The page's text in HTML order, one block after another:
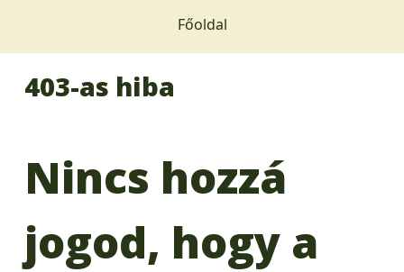
Főoldal
403-as hiba
Nincs hozzá
jogod, hogy a